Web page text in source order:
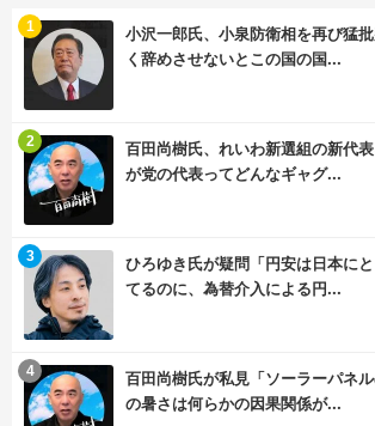
小沢一郎氏、小泉防衛相を再び猛
く辞めさせないとこの国の国...
1
百田尚樹氏、れいわ新選組の新代
が党の代表ってどんなギャグ...
2
ひろゆき氏が疑問「円安は日本に
てるのに、為替介入による円...
3
百田尚樹氏が私見「ソーラーパネ
の暑さは何らかの因果関係が...
4